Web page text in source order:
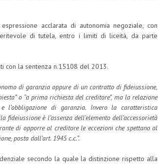
acclarata di autonomia negoziale, con
di tutela, entro i limiti di liceità, da parte
con la sentenza n.15108 del 2013.
di garanzia oppure di un contratto di fideiussione,
o “a prima richiesta del creditore”, ma la relazione
di garanzia. Invero la caratteristica
è l’assenza dell’elemento dell’accessorietà
di opporre al creditore le eccezioni che spettano al
posta dall’art. 1945 c.c.”.
secondo la quale la distinzione rispetto alla